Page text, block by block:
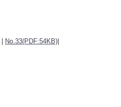
No.33(PDF:54KB)